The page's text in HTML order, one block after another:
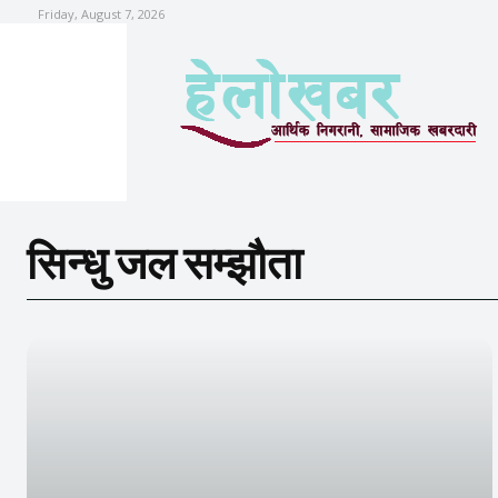
Friday, August 7, 2026
सिन्धु जल सम्झौता